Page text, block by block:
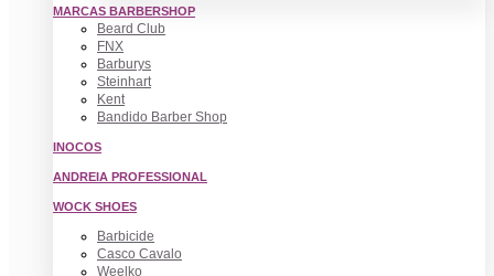
MARCAS BARBERSHOP
Beard Club
FNX
Barburys
Steinhart
Kent
Bandido Barber Shop
INOCOS
ANDREIA PROFESSIONAL
WOCK SHOES
Barbicide
Casco Cavalo
Weelko